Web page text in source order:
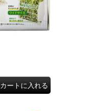
カートに入れる